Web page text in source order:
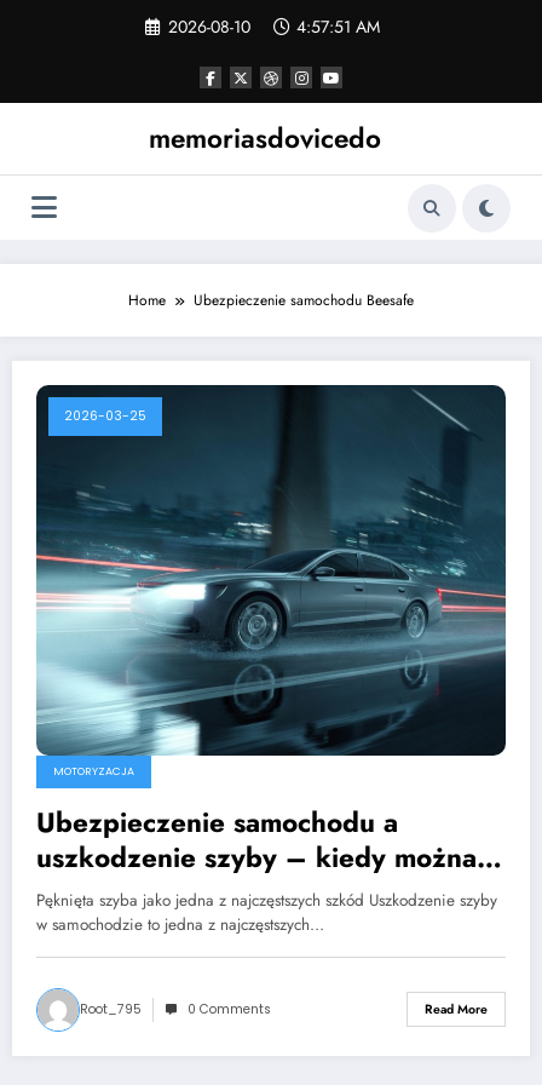
2026-08-10 4:57:51 AM
memoriasdovicedo
Home Ubezpieczenie samochodu Beesafe
2026-03-25
MOTORYZACJA
Ubezpieczenie samochodu a
uszkodzenie szyby – kiedy można
liczyć na odszkodowanie?
Pęknięta szyba jako jedna z najczęstszych szkód Uszkodzenie szyby
w samochodzie to jedna z najczęstszych…
Root_795 0 Comments Read More